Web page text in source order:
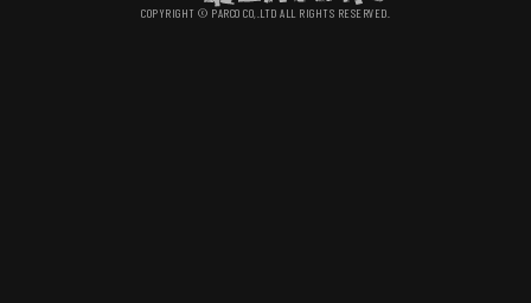
COPYRIGHT © PARCO CO,.LTD ALL RIGHTS RESERVED.